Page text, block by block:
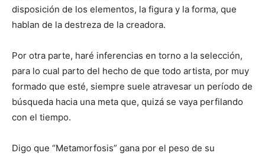
disposición de los elementos, la figura y la forma, que
hablan de la destreza de la creadora.
Por otra parte, haré inferencias en torno a la selección,
para lo cual parto del hecho de que todo artista, por muy
formado que esté, siempre suele atravesar un período de
búsqueda hacia una meta que, quizá se vaya perfilando
con el tiempo.
Digo que “Metamorfosis” gana por el peso de su